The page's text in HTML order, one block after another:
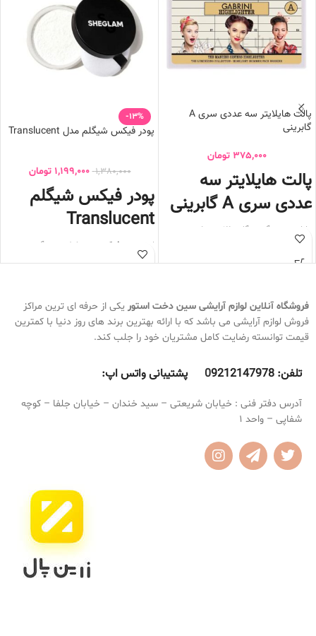
پالت هایلایتر سه عددی سری A
گابرینی
375,000 تومان
پالت هایلایتر سه
عددی سری A گابرینی
دارای سه رنگ رز گلد طلایی و کرم
ماندگاری بالا
به آسانی روی پوست میخوابد
درخشان کننده پوست
برجسته کردن گونه و چانه
دارای آینه
بسته بندی زیبا
-13%
پودر فیکس شیگلم مدل Translucent
1,380,000
1,199,000 تومان
پودر فیکس شیگلم
Translucent
این پودر فیکس
به دلیل بی رنگ بودن
رنگ کرم پودر و کانسیلر را تغییر نمیدهد
روی پوست حس سنگینی نمیدهد
باعث صاف و یکدست شدن میکاپ
میشود
فروشگاه آنلاین لوازم آرایشی سین دخت استور یکی از حرفه ای ترین مراکز
فروش لوازم آرایشی می باشد که با ارائه بهترین برند های روز دنیا با کمترین
قیمت توانسته رضایت کامل مشتریان خود را جلب کند.
تلفن: 09212147978 پشتیبانی واتس اپ:
آدرس دفتر فنی : خیابان شریعتی – سید خندان – خیابان جلفا – کوچه
شفاپی – واحد 1